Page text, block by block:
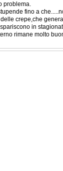
problema.
fino a
crepe,che
in
rimane molto